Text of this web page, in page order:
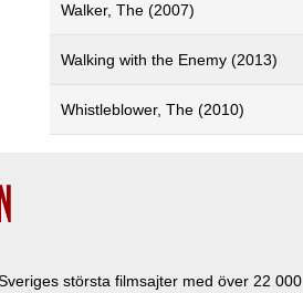
Walker, The (2007)
Walking with the Enemy (2013)
Whistleblower, The (2010)
största filmsajter med över 22 000